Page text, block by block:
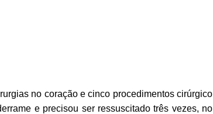
no coração e cinco procedimentos cirúrgico
e precisou ser ressuscitado três vezes, no